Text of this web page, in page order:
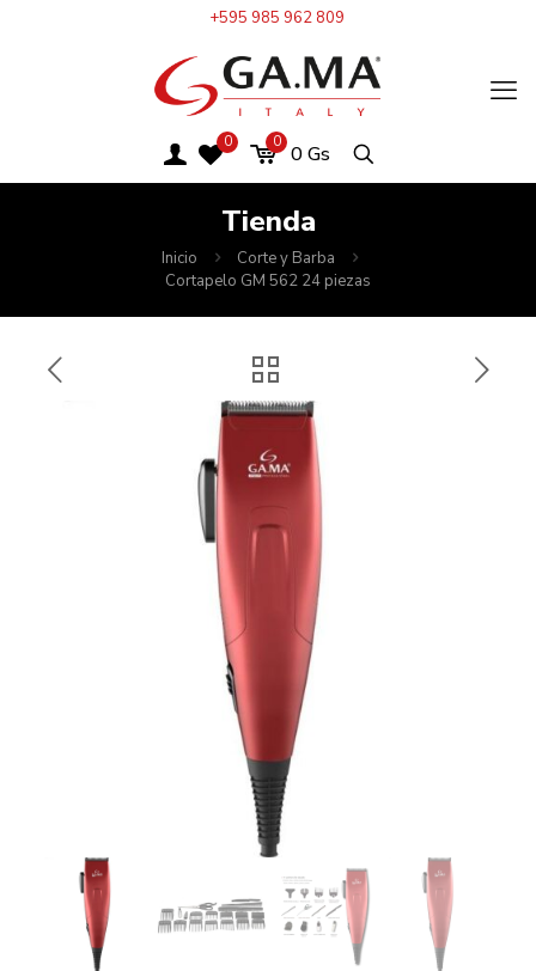
+595 985 962 809
0 0 0Gs
Tienda
Inicio
Corte y Barba
Cortapelo GM 562 24 piezas